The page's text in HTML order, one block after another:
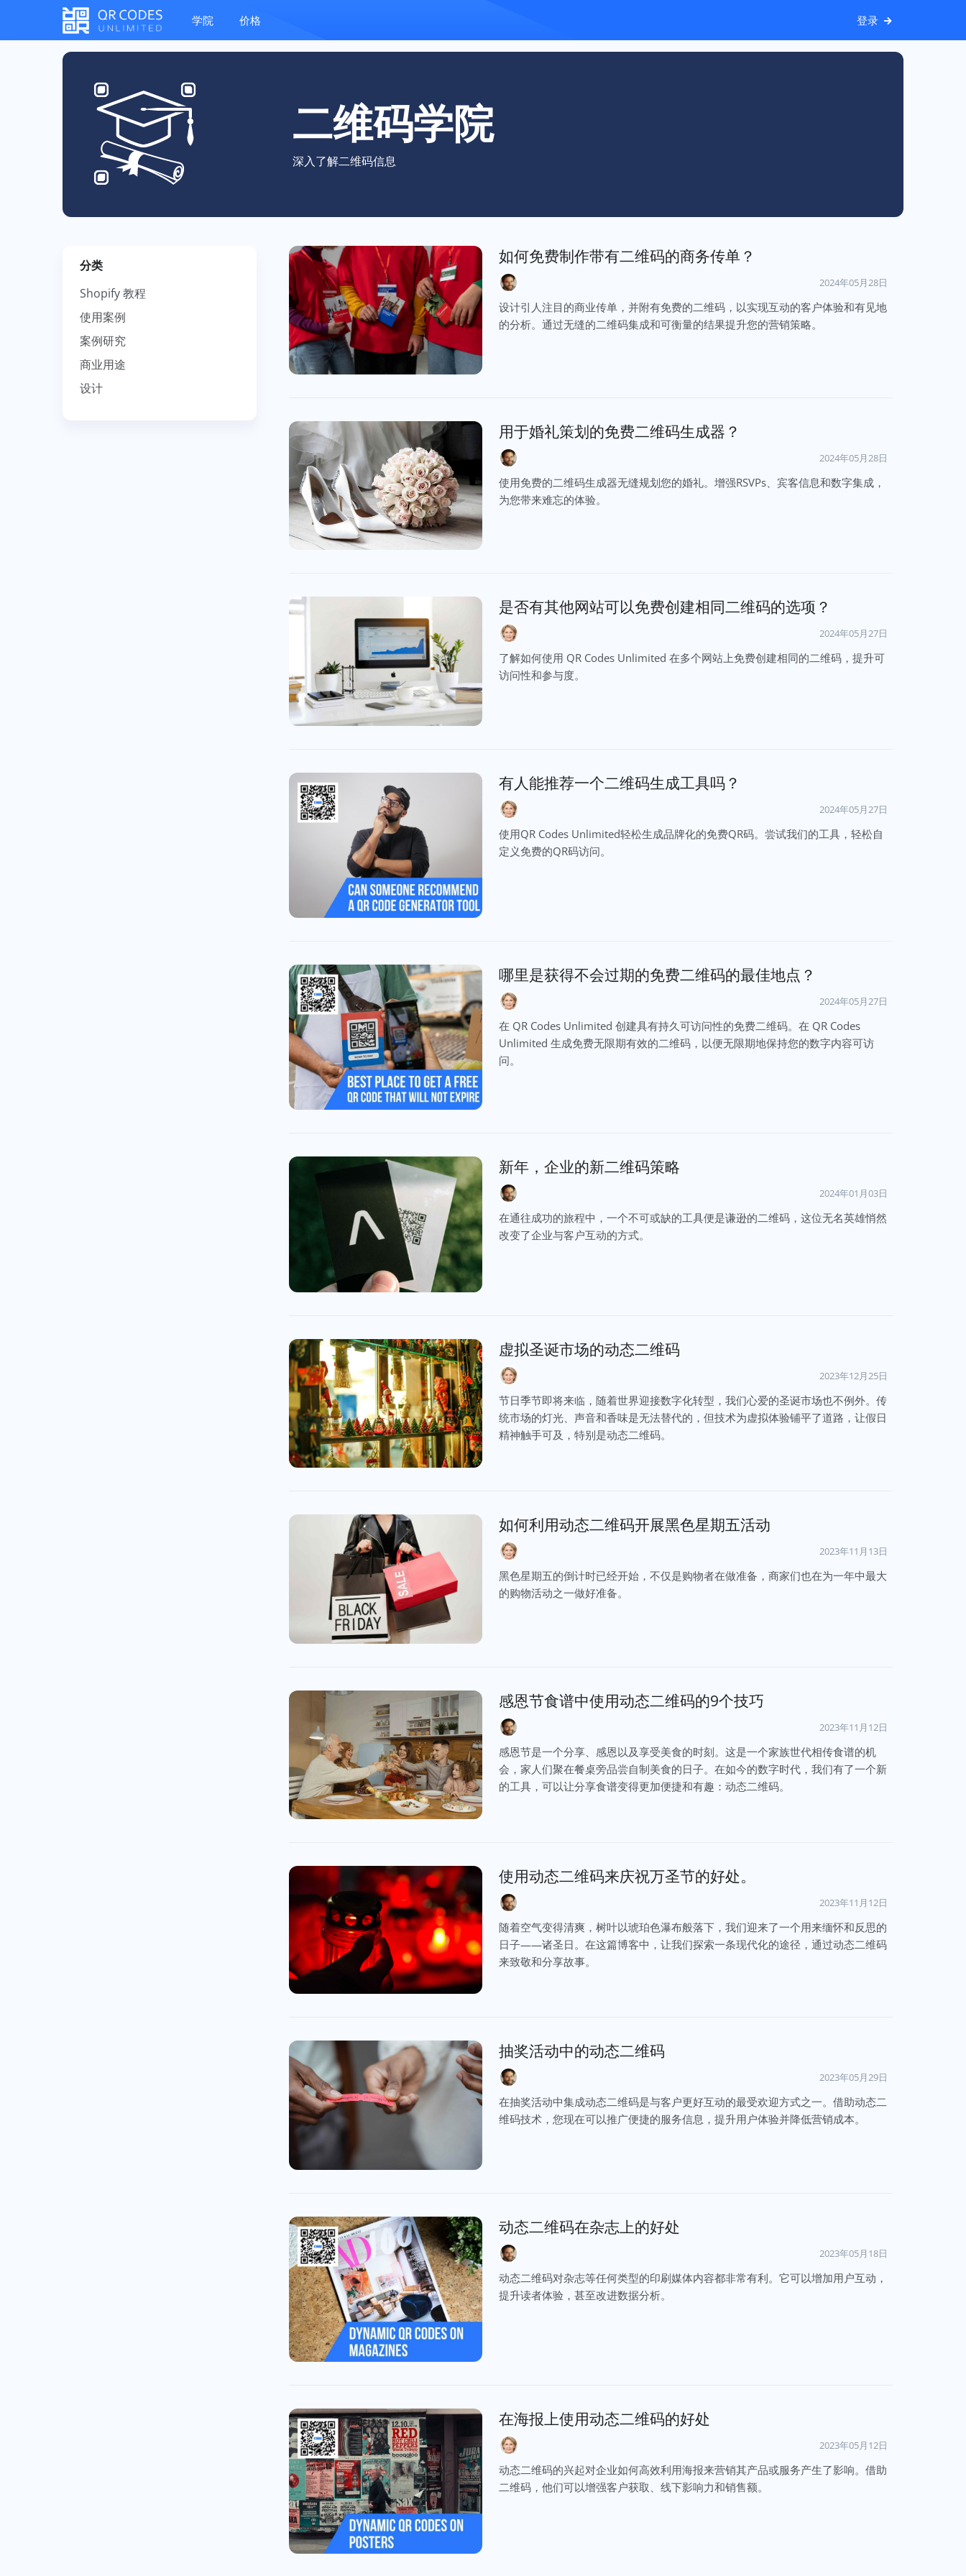
学院 价格 登录
二维码学院
深入了解二维码信息
分类
Shopify 教程
使用案例
案例研究
商业用途
设计
如何免费制作带有二维码的商务传单？
2024年05月28日
设计引人注目的商业传单，并附有免费的二维码，以实现互动的客户体验和有见地
的分析。通过无缝的二维码集成和可衡量的结果提升您的营销策略。
用于婚礼策划的免费二维码生成器？
2024年05月28日
使用免费的二维码生成器无缝规划您的婚礼。增强RSVPs、宾客信息和数字集成，
为您带来难忘的体验。
是否有其他网站可以免费创建相同二维码的选项？
2024年05月27日
了解如何使用 QR Codes Unlimited 在多个网站上免费创建相同的二维码，提升可
访问性和参与度。
有人能推荐一个二维码生成工具吗？
2024年05月27日
使用QR Codes Unlimited轻松生成品牌化的免费QR码。尝试我们的工具，轻松自
定义免费的QR码访问。
哪里是获得不会过期的免费二维码的最佳地点？
2024年05月27日
在 QR Codes Unlimited 创建具有持久可访问性的免费二维码。在 QR Codes
Unlimited 生成免费无限期有效的二维码，以便无限期地保持您的数字内容可访
问。
新年，企业的新二维码策略
2024年01月03日
在通往成功的旅程中，一个不可或缺的工具便是谦逊的二维码，这位无名英雄悄然
改变了企业与客户互动的方式。
虚拟圣诞市场的动态二维码
2023年12月25日
节日季节即将来临，随着世界迎接数字化转型，我们心爱的圣诞市场也不例外。传
统市场的灯光、声音和香味是无法替代的，但技术为虚拟体验铺平了道路，让假日
精神触手可及，特别是动态二维码。
如何利用动态二维码开展黑色星期五活动
2023年11月13日
黑色星期五的倒计时已经开始，不仅是购物者在做准备，商家们也在为一年中最大
的购物活动之一做好准备。
感恩节食谱中使用动态二维码的9个技巧
2023年11月12日
感恩节是一个分享、感恩以及享受美食的时刻。这是一个家族世代相传食谱的机
会，家人们聚在餐桌旁品尝自制美食的日子。在如今的数字时代，我们有了一个新
的工具，可以让分享食谱变得更加便捷和有趣：动态二维码。
使用动态二维码来庆祝万圣节的好处。
2023年11月12日
随着空气变得清爽，树叶以琥珀色瀑布般落下，我们迎来了一个用来缅怀和反思的
日子——诸圣日。在这篇博客中，让我们探索一条现代化的途径，通过动态二维码
来致敬和分享故事。
抽奖活动中的动态二维码
2023年05月29日
在抽奖活动中集成动态二维码是与客户更好互动的最受欢迎方式之一。借助动态二
维码技术，您现在可以推广便捷的服务信息，提升用户体验并降低营销成本。
动态二维码在杂志上的好处
2023年05月18日
动态二维码对杂志等任何类型的印刷媒体内容都非常有利。它可以增加用户互动，
提升读者体验，甚至改进数据分析。
在海报上使用动态二维码的好处
2023年05月12日
动态二维码的兴起对企业如何高效利用海报来营销其产品或服务产生了影响。借助
二维码，他们可以增强客户获取、线下影响力和销售额。